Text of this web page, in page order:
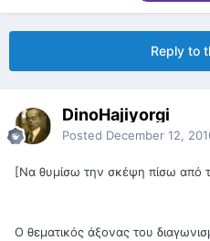
Reply to
DinoHajiyorgi
Posted December 12,
[Να θυμίσω την σκέψη πίσω από
Ο θεματικός άξονας του